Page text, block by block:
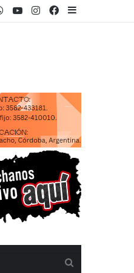
Facebook
Instagram
Youtube
WhatsApp